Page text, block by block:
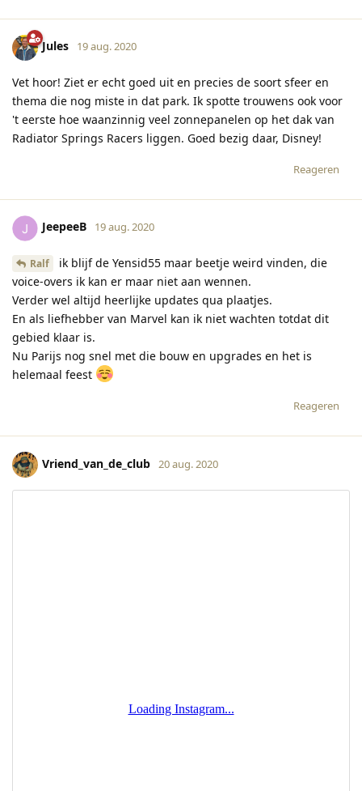
Jules 19 aug. 2020
Vet hoor! Ziet er echt goed uit en precies de soort sfeer en
thema die nog miste in dat park. Ik spotte trouwens ook voor
't eerste hoe waanzinnig veel zonnepanelen op het dak van
Radiator Springs Racers liggen. Goed bezig daar, Disney!
Reageren
JeepeeB 19 aug. 2020
Ralf
ik blijf de Yensid55 maar beetje weird vinden, die
voice-overs ik kan er maar niet aan wennen.
Verder wel altijd heerlijke updates qua plaatjes.
En als liefhebber van Marvel kan ik niet wachten totdat dit
gebied klaar is.
Nu Parijs nog snel met die bouw en upgrades en het is
helemaal feest
Reageren
Vriend_van_de_club 20 aug. 2020